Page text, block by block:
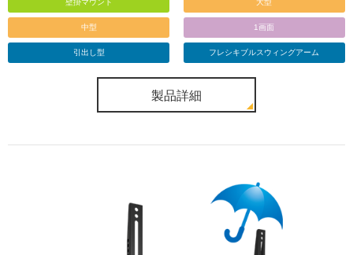
壁掛マウント 大型
中型 1画面
引出し型 フレシキブルスウィングアーム
製品詳細